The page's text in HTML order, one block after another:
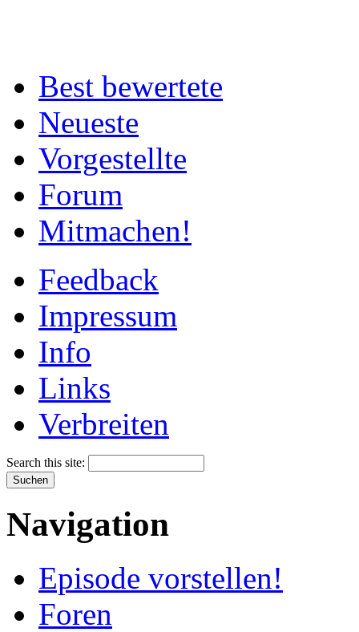
Best bewertete
Neueste
Vorgestellte
Forum
Mitmachen!
Feedback
Impressum
Info
Links
Verbreiten
Search this site:
Navigation
Episode vorstellen!
Foren